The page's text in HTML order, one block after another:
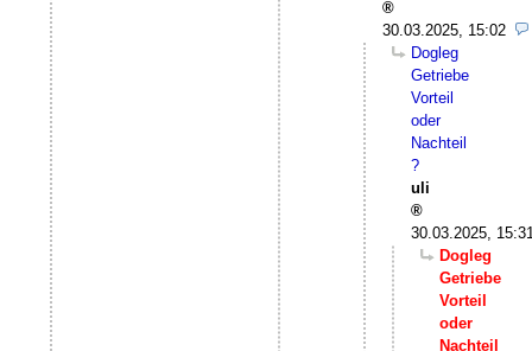
30.03.2025, 15:02
Dogleg
Getriebe
Vorteil
oder
Nachteil
?
uli
30.03.2025,
Dogleg
Getriebe
Vorteil
oder
Nachteil